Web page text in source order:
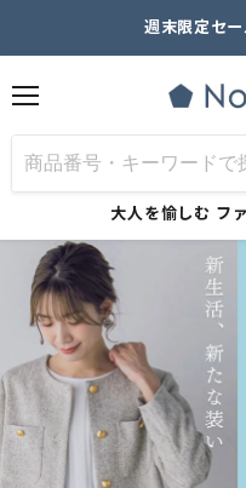
週末限定セ
メ
ニ
ュ
ー
大人を愉しむ フ